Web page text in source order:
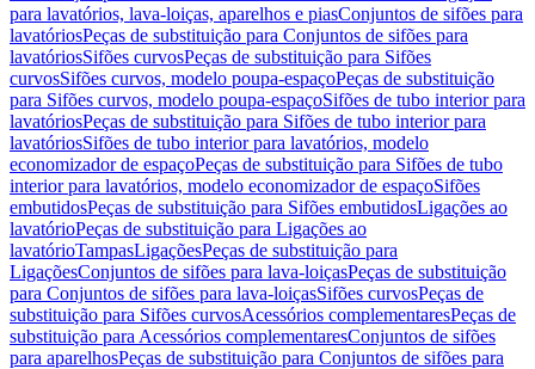
para lavatórios, lava-loiças, aparelhos e piasConjuntos de sifões para
lavatóriosPeças de substituição para Conjuntos de sifões para
lavatóriosSifões curvosPeças de substituição para Sifões
curvosSifões curvos, modelo poupa-espaçoPeças de substituição
para Sifões curvos, modelo poupa-espaçoSifões de tubo interior para
lavatóriosPeças de substituição para Sifões de tubo interior para
lavatóriosSifões de tubo interior para lavatórios, modelo
economizador de espaçoPeças de substituição para Sifões de tubo
interior para lavatórios, modelo economizador de espaçoSifões
embutidosPeças de substituição para Sifões embutidosLigações ao
lavatórioPeças de substituição para Ligações ao
lavatórioTampasLigaçõesPeças de substituição para
LigaçõesConjuntos de sifões para lava-loiçasPeças de substituição
para Conjuntos de sifões para lava-loiçasSifões curvosPeças de
substituição para Sifões curvosAcessórios complementaresPeças de
substituição para Acessórios complementaresConjuntos de sifões
para aparelhosPeças de substituição para Conjuntos de sifões para